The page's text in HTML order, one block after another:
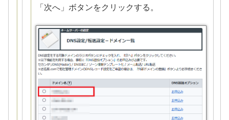
「次へ」ボタンをクリックする。